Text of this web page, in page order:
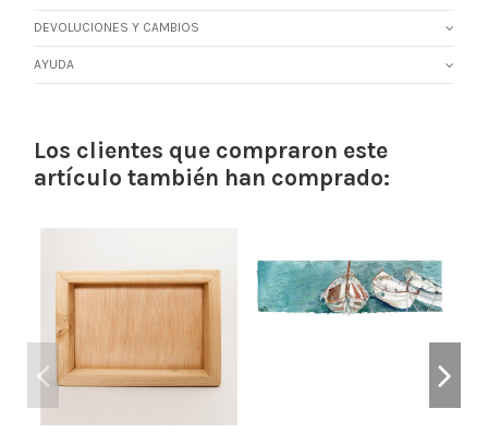
DEVOLUCIONES Y CAMBIOS
AYUDA
Los clientes que compraron este
artículo también han comprado: